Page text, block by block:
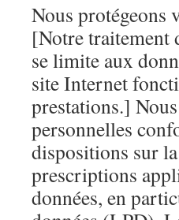
Nous protégeons
[Notre traitement
se limite aux
site Internet
prestations.]
personnelles
dispositions sur
prescriptions
données, en